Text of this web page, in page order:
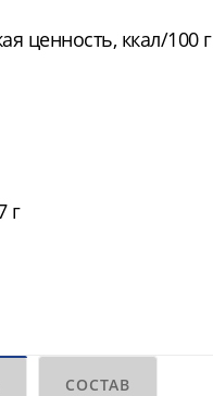
ценность, ккал/100 г
г
СОСТАВ